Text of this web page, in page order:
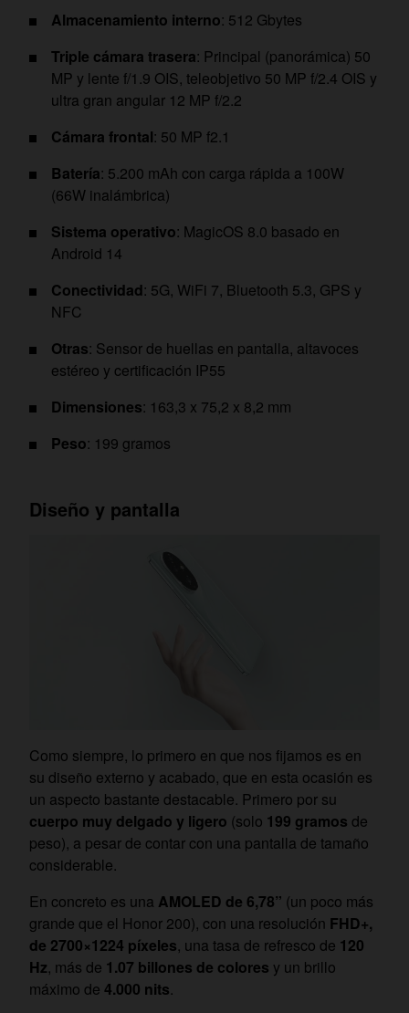
Almacenamiento interno: 512 Gbytes
Triple cámara trasera: Principal (panorámica) 50
MP y lente f/1.9 OIS, teleobjetivo 50 MP f/2.4 OIS y
ultra gran angular 12 MP f/2.2
Cámara frontal: 50 MP f2.1
Batería: 5.200 mAh con carga rápida a 100W
(66W inalámbrica)
Sistema operativo: MagicOS 8.0 basado en
Android 14
Conectividad: 5G, WiFi 7, Bluetooth 5.3, GPS y
NFC
Otras: Sensor de huellas en pantalla, altavoces
estéreo y certificación IP55
Dimensiones: 163,3 x 75,2 x 8,2 mm
Peso: 199 gramos
Diseño y pantalla
Como siempre, lo primero en que nos fijamos es en
su diseño externo y acabado, que en esta ocasión es
un aspecto bastante destacable. Primero por su
cuerpo muy delgado y ligero (solo 199 gramos de
peso), a pesar de contar con una pantalla de tamaño
considerable.
En concreto es una AMOLED de 6,78” (un poco más
grande que el Honor 200), con una resolución FHD+,
de 2700×1224 píxeles, una tasa de refresco de 120
Hz, más de 1.07 billones de colores y un brillo
máximo de 4.000 nits.